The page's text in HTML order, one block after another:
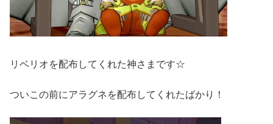
リベリオを配布してくれた神さまです☆
ついこの前にアラグネを配布してくれたばかり！